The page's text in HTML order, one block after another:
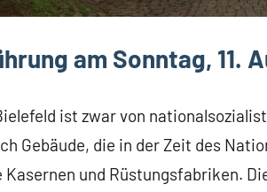
am Sonntag, 11.
ist zwar von
Gebäude, die in der Zeit des
Kasernen und Rüstungsfabriken.